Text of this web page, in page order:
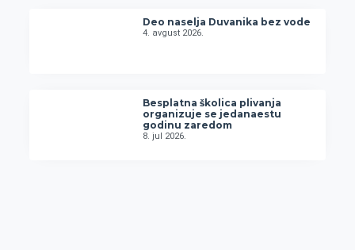
Deo naselja Duvanika bez vode
4. avgust 2026.
Besplatna školica plivanja
organizuje se jedanaestu
godinu zaredom
8. jul 2026.